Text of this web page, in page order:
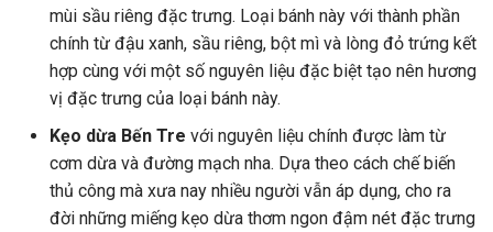
mùi sầu riêng đặc trưng. Loại bánh này với thành phần
chính từ đậu xanh, sầu riêng, bột mì và lòng đỏ trứng kết
hợp cùng với một số nguyên liệu đặc biệt tạo nên hương
vị đặc trưng của loại bánh này.
Kẹo dừa Bến Tre với nguyên liệu chính được làm từ
cơm dừa và đường mạch nha. Dựa theo cách chế biến
thủ công mà xưa nay nhiều người vẫn áp dụng, cho ra
đời những miếng kẹo dừa thơm ngon đậm nét đặc trưng